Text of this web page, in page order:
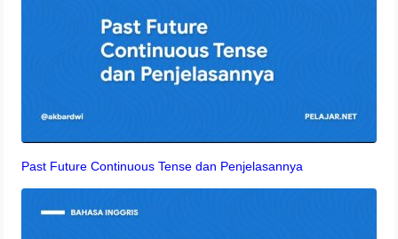
Past Future Continuous Tense dan Penjelasannya